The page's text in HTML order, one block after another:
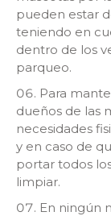
pueden estar
teniendo en
dentro de los
parqueo.
Para
dueños de las
necesidades
y en caso de
portar todos
limpiar.
En ningún